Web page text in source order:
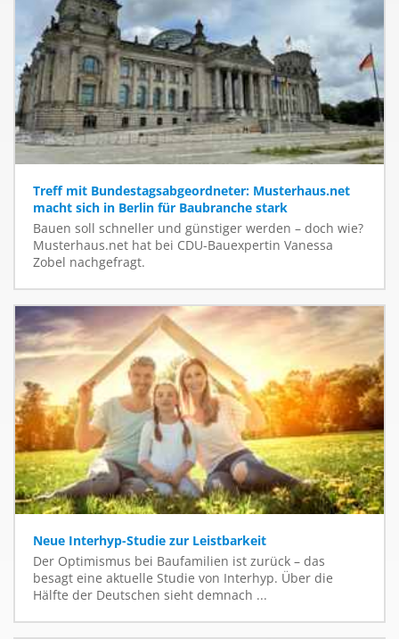
Treff mit Bundestagsabgeordneter: Musterhaus.net
macht sich in Berlin für Baubranche stark
Bauen soll schneller und günstiger werden – doch wie?
Musterhaus.net hat bei CDU-Bauexpertin Vanessa
Zobel nachgefragt.
Neue Interhyp-Studie zur Leistbarkeit
Der Optimismus bei Baufamilien ist zurück – das
besagt eine aktuelle Studie von Interhyp. Über die
Hälfte der Deutschen sieht demnach ...